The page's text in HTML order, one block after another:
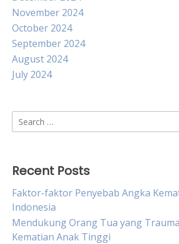
November 2024
October 2024
September 2024
August 2024
July 2024
Search
for:
Recent Posts
Faktor-faktor Penyebab Angka
Indonesia
Mendukung Orang Tua yang
Kematian Anak Tinggi